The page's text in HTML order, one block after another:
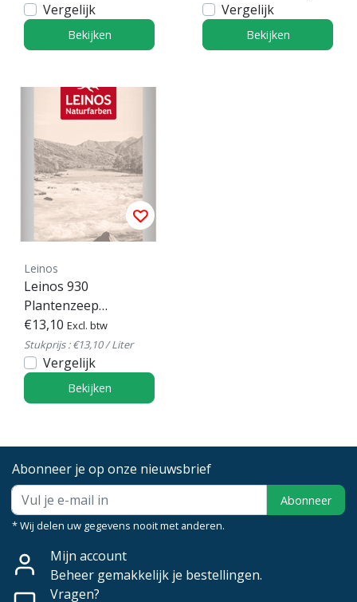
Vergelijk
Bekijken
Vergelijk
Bekijken
Leinos
Leinos 930
Plantenzeep
Kleurloos
€13,10 Excl. btw
Stukprijs : €13,10 / Liter
Vergelijk
Bekijken
Abonneer je op onze nieuwsbrief
Abonneer
* Wij delen uw gegevens nooit met anderen.
Mijn account
Beheer gemakkelijk je bestellingen.
Vragen?